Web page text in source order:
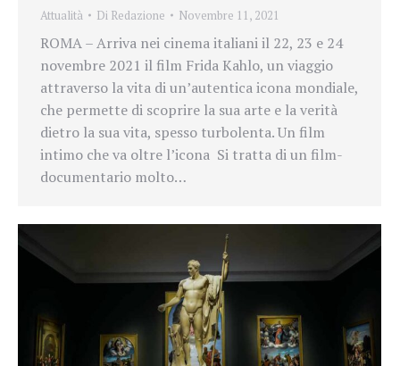
Attualità Di Redazione Novembre 11, 2021
ROMA – Arriva nei cinema italiani il 22, 23 e 24
novembre 2021 il film Frida Kahlo, un viaggio
attraverso la vita di un’autentica icona mondiale,
che permette di scoprire la sua arte e la verità
dietro la sua vita, spesso turbolenta. Un film
intimo che va oltre l’icona Si tratta di un film-
documentario molto…